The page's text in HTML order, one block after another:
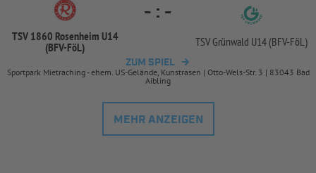
TSV 1860 Rosenheim U14
(BFV-FöL)
- : -
TSV Grünwald U14 (BFV-FöL)
ZUM SPIEL
Sportpark Mietraching - ehem. US-Gelände, Kunstrasen | Otto-Wels-Str. 3 | 83043 Bad
Aibling
MEHR ANZEIGEN